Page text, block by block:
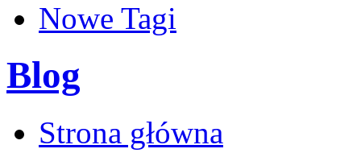
Nowe Tagi
Blog
Strona główna